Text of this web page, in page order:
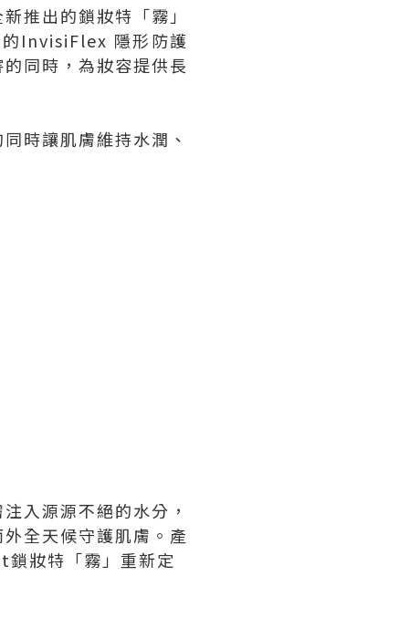
推出的鎖妝特「霧」
InvisiFlex 隱形防護
同時，為妝容提供長
時讓肌膚維持水潤、
入源源不絕的水分，
全天候守護肌膚。產
妝特「霧」重新定